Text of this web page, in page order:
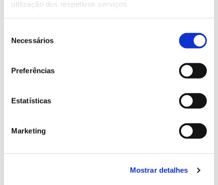
utilização dos respetivos serviços.
Necessários
Preferências
Estatísticas
Marketing
Mostrar detalhes
Falta-nos partilhar o sabor da comunhão, para sentir
HÁ UMA NATUREZA QUE NOS LIGA.